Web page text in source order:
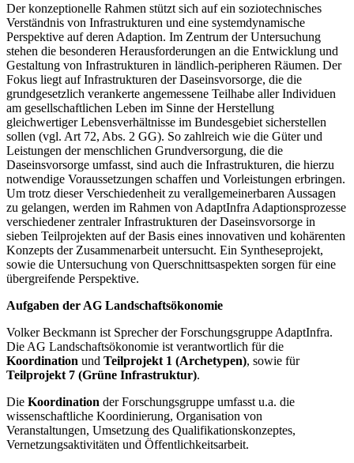
Der konzeptionelle Rahmen stützt sich auf ein soziotechnisches
Verständnis von Infrastrukturen und eine systemdynamische
Perspektive auf deren Adaption. Im Zentrum der Untersuchung
stehen die besonderen Herausforderungen an die Entwicklung und
Gestaltung von Infrastrukturen in ländlich-peripheren Räumen. Der
Fokus liegt auf Infrastrukturen der Daseinsvorsorge, die die
grundgesetzlich verankerte angemessene Teilhabe aller Individuen
am gesellschaftlichen Leben im Sinne der Herstellung
gleichwertiger Lebensverhältnisse im Bundesgebiet sicherstellen
sollen (vgl. Art 72, Abs. 2 GG). So zahlreich wie die Güter und
Leistungen der menschlichen Grundversorgung, die die
Daseinsvorsorge umfasst, sind auch die Infrastrukturen, die hierzu
notwendige Voraussetzungen schaffen und Vorleistungen erbringen.
Um trotz dieser Verschiedenheit zu verallgemeinerbaren Aussagen
zu gelangen, werden im Rahmen von AdaptInfra Adaptionsprozesse
verschiedener zentraler Infrastrukturen der Daseinsvorsorge in
sieben Teilprojekten auf der Basis eines innovativen und kohärenten
Konzepts der Zusammenarbeit untersucht. Ein Syntheseprojekt,
sowie die Untersuchung von Querschnittsaspekten sorgen für eine
übergreifende Perspektive.
Aufgaben der AG Landschaftsökonomie
Volker Beckmann ist Sprecher der Forschungsgruppe AdaptInfra.
Die AG Landschaftsökonomie ist verantwortlich für die
Koordination und Teilprojekt 1 (Archetypen), sowie für
Teilprojekt 7 (Grüne Infrastruktur).
Die Koordination der Forschungsgruppe umfasst u.a. die
wissenschaftliche Koordinierung, Organisation von
Veranstaltungen, Umsetzung des Qualifikationskonzeptes,
Vernetzungsaktivitäten und Öffentlichkeitsarbeit.